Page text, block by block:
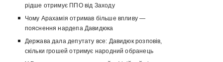
рідше отримує ППО від Заходу
Чому Арахамія отримав більше впливу —
пояснення нардепа Давидюка
Держава дала депутату все: Давидюк розповів,
скільки грошей отримує народний обранець